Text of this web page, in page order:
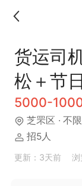
货运司
松＋节
5000-
芝罘区 · 不限
招5人
更新：3天前 浏